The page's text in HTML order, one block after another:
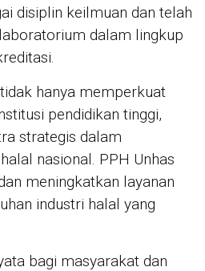
disiplin keilmuan dan telah
dalam lingkup
hanya memperkuat
pendidikan tinggi,
strategis dalam
nasional. PPH Unhas
meningkatkan layanan
industri halal yang
bagi masyarakat dan